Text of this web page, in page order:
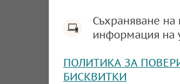
Съхраняване
информация на
ПОЛИТИКА ЗА
БИСКВИТКИ